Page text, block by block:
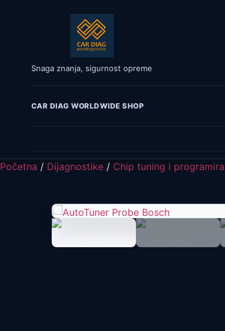
Snaga znanja, sigurnost opreme
CAR DIAG WORLDWIDE SHOP
Početna / Dijagnostike / Chip tuning i